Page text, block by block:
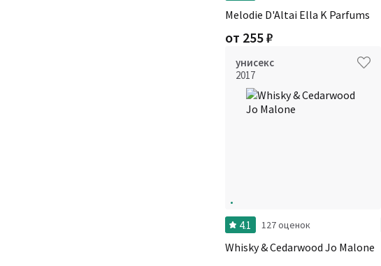
Melodie D'Altai Ella K Parfums
от 255₽
унисекс
2017
4.1 127 оценок
Whisky & Cedarwood Jo Malone